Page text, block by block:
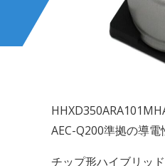
AEC-Q200準拠の導
チップ形ハイブリッ